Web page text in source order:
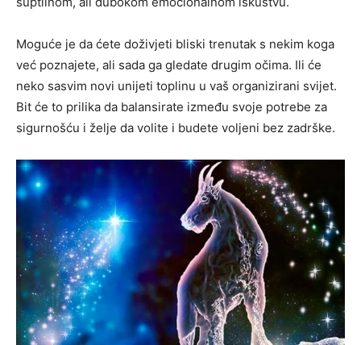
Moguće je da ćete doživjeti bliski trenutak s nekim koga
već poznajete, ali sada ga gledate drugim očima. Ili će
neko sasvim novi unijeti toplinu u vaš organizirani svijet.
Bit će to prilika da balansirate između svoje potrebe za
sigurnošću i želje da volite i budete voljeni bez zadrške.